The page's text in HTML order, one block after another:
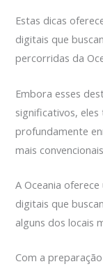
Estas dicas
digitais que
percorridas da
Embora esses
significativos,
profundamente
mais
A Oceania
digitais que
alguns dos locais
Com a